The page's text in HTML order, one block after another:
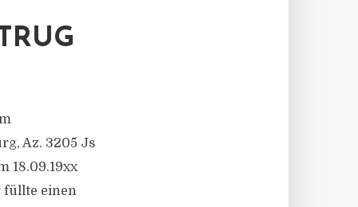
Az. 3205 Js
18.09.19xx
füllte einen